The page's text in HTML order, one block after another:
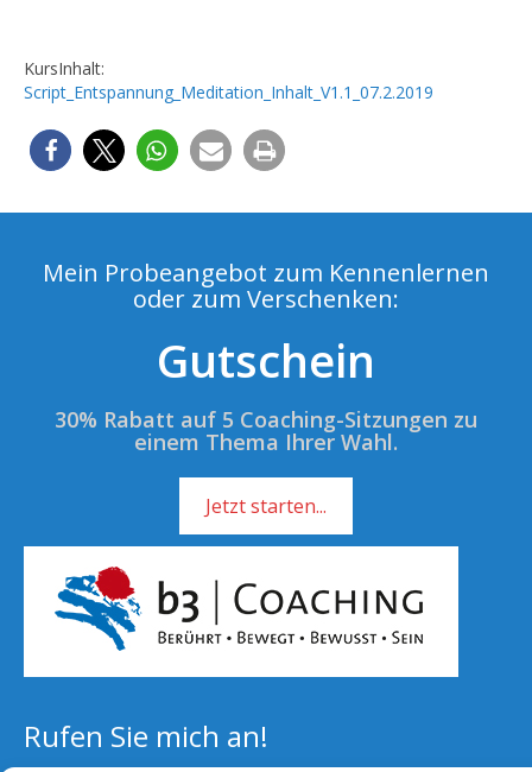
KursInhalt:
Script_Entspannung_Meditation_Inhalt_V1.1_07.2.2019
Mein Probeangebot zum Kennenlernen
oder zum Verschenken:
Gutschein
30% Rabatt auf 5 Coaching-Sitzungen zu
einem Thema Ihrer Wahl.
Jetzt starten...
Rufen Sie mich an!